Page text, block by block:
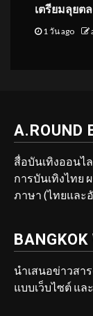
เตรียมลุยต
1 วัน ago
A.ROUND
สื่อบันเทิงออนไ
การบันเทิงไทย
ภาษา (ไทยและ
นำเสนอข่าวสา
แบบเว็บไซต์ แล